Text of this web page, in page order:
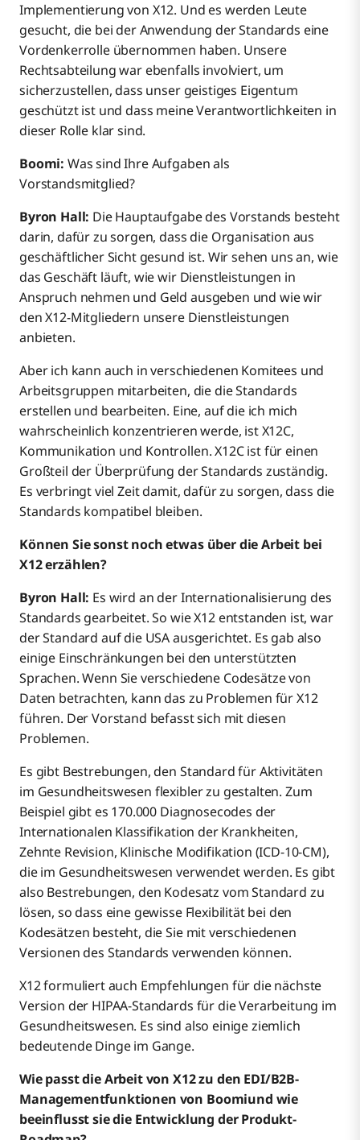
Implementierung von X12. Und es werden Leute
gesucht, die bei der Anwendung der Standards eine
Vordenkerrolle übernommen haben. Unsere
Rechtsabteilung war ebenfalls involviert, um
sicherzustellen, dass unser geistiges Eigentum
geschützt ist und dass meine Verantwortlichkeiten in
dieser Rolle klar sind.
Boomi: Was sind Ihre Aufgaben als
Vorstandsmitglied?
Byron Hall: Die Hauptaufgabe des Vorstands besteht
darin, dafür zu sorgen, dass die Organisation aus
geschäftlicher Sicht gesund ist. Wir sehen uns an, wie
das Geschäft läuft, wie wir Dienstleistungen in
Anspruch nehmen und Geld ausgeben und wie wir
den X12-Mitgliedern unsere Dienstleistungen
anbieten.
Aber ich kann auch in verschiedenen Komitees und
Arbeitsgruppen mitarbeiten, die die Standards
erstellen und bearbeiten. Eine, auf die ich mich
wahrscheinlich konzentrieren werde, ist X12C,
Kommunikation und Kontrollen. X12C ist für einen
Großteil der Überprüfung der Standards zuständig.
Es verbringt viel Zeit damit, dafür zu sorgen, dass die
Standards kompatibel bleiben.
Können Sie sonst noch etwas über die Arbeit bei
X12 erzählen?
Byron Hall: Es wird an der Internationalisierung des
Standards gearbeitet. So wie X12 entstanden ist, war
der Standard auf die USA ausgerichtet. Es gab also
einige Einschränkungen bei den unterstützten
Sprachen. Wenn Sie verschiedene Codesätze von
Daten betrachten, kann das zu Problemen für X12
führen. Der Vorstand befasst sich mit diesen
Problemen.
Es gibt Bestrebungen, den Standard für Aktivitäten
im Gesundheitswesen flexibler zu gestalten. Zum
Beispiel gibt es 170.000 Diagnosecodes der
Internationalen Klassifikation der Krankheiten,
Zehnte Revision, Klinische Modifikation (ICD-10-CM),
die im Gesundheitswesen verwendet werden. Es gibt
also Bestrebungen, den Kodesatz vom Standard zu
lösen, so dass eine gewisse Flexibilität bei den
Kodesätzen besteht, die Sie mit verschiedenen
Versionen des Standards verwenden können.
X12 formuliert auch Empfehlungen für die nächste
Version der HIPAA-Standards für die Verarbeitung im
Gesundheitswesen. Es sind also einige ziemlich
bedeutende Dinge im Gange.
Wie passt die Arbeit von X12 zu den EDI/B2B-
Managementfunktionen von Boomiund wie
beeinflusst sie die Entwicklung der Produkt-